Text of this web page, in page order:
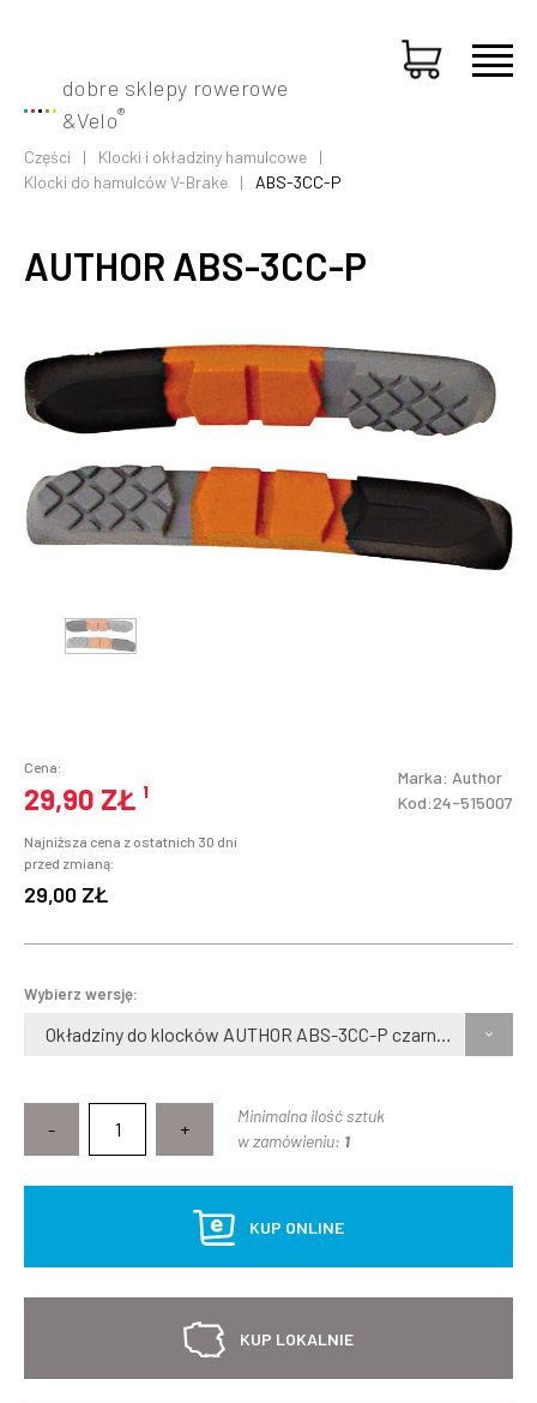
dobre sklepy rowerowe
&Velo®
Części
Klocki i okładziny hamulcowe
Klocki do hamulców V-Brake
ABS-3CC-P
AUTHOR ABS-3CC-P
Cena:
29,90 ZŁ ¹
Najniższa cena z ostatnich 30 dni
przed zmianą:
29,00 ZŁ
Marka: Author
Kod:24-515007
Wybierz wersję:
Okładziny do klocków AUTHOR ABS-3CC-P czarno-pomarańczowo-szare 4 szt.
- +
Minimalna ilość sztuk
w zamówieniu: 1
KUP ONLINE
KUP LOKALNIE